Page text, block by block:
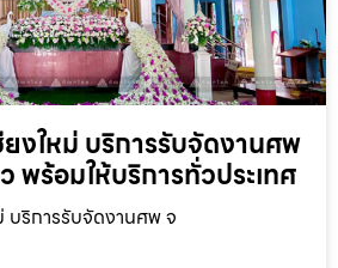
งใหม่ บริการรับจัดงานศพ
พร้อมให้บริการทั่วประเทศ
บริการรับจัดงานศพ จ